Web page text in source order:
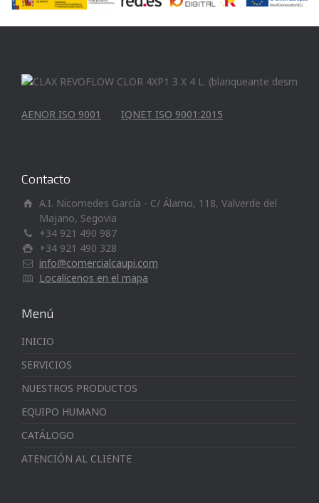
AENOR ISO 9001 IQNET ISO 9001:2015
Contacto
A.I. Nicomedes García - C/ Álamo, 118, Valverde del
Majano, Segovia
+34 921 490 987
+34 921 490 328
info@comercialcaupi.com
Localícenos en el mapa
Menú
INICIO
SERVICIOS
NUESTROS PRODUCTOS
EQUIPO HUMANO
CATÁLOGO
ATENCIÓN AL CLIENTE